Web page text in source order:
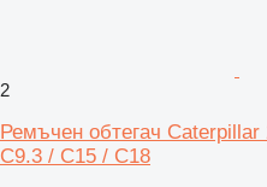
2
Ремъчен обтегач
C9.3 / C15 / C18